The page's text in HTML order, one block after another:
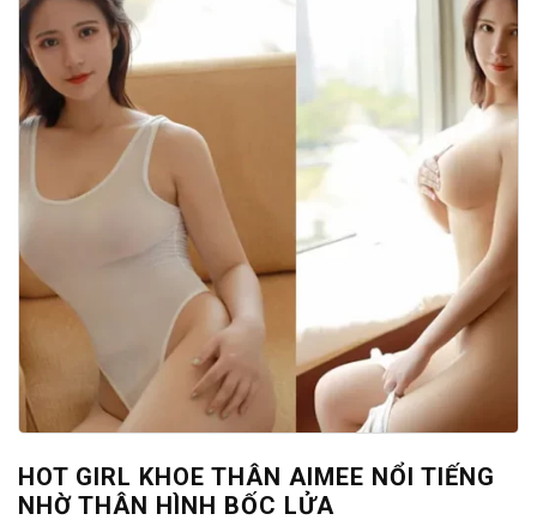
HOT GIRL KHOE THÂN AIMEE NỔI TIẾNG
NHỜ THÂN HÌNH BỐC LỬA